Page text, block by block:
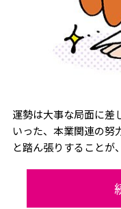
運勢は大事な局面に差
いった、本業関連の努
と踏ん張りすることが